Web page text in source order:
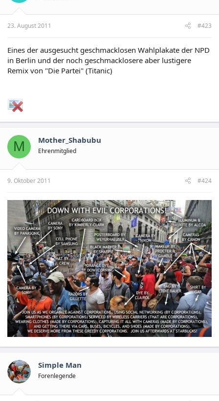
23. August 2011 #423
Eines der ausgesucht geschmacklosen Wahlplakate der NPD
in Berlin und der noch geschmacklosere aber lustigere
Remix von "Die Partei" (Titanic)
M Mother_Shabubu
Ehrenmitglied
9. Oktober 2011 #424
Simple Man
Forenlegende